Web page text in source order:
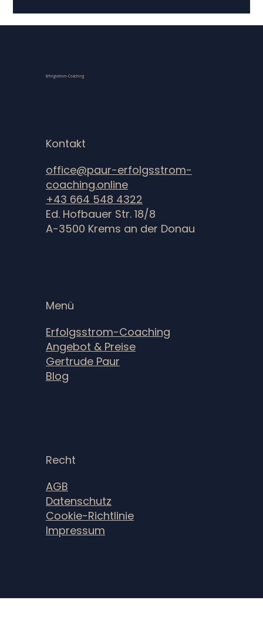
Halbzeit ohne Sparring: die
Erfolgsstrom-Coaching
Kontakt
office@paur-erfolgsstrom-
coaching.online
+43 664 548 4322
Ed. Hofbauer Str. 18/8
A-3500 Krems an der Donau
Menü
Erfolgsstrom-Coaching
Angebot & Preise
Gertrude Paur
Blog
Recht
AGB
Datenschutz
Cookie-Richtlinie
Impressum